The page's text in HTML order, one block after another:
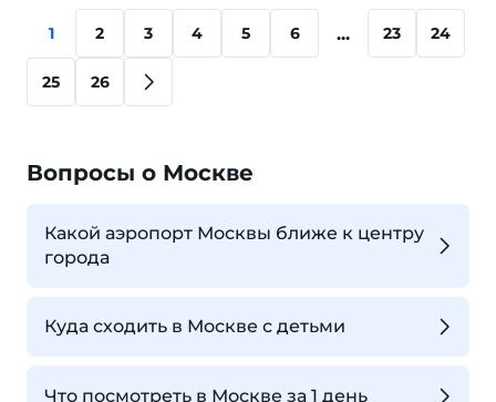
1 2 3 4 5 6 ... 23 24
25 26
Вопросы о Москве
Какой аэропорт Москвы ближе к центру
города
Куда сходить в Москве с детьми
Что посмотреть в Москве за 1 день